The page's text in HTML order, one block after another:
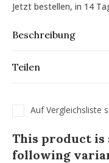
Jetzt bestellen, in 14
Beschreibung
Teilen
Auf Vergleichsliste
This product is
following